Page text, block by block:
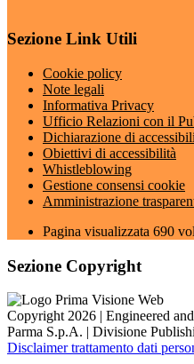
Sezione Link Utili
Cookie policy
Note legali
Informativa Privacy
Ufficio Relazioni con il
Dichiarazione di
Obiettivi di accessibilità
Whistleblowing
Gestione consensi cookie
Amministrazione
Pagina visualizzata 690
Sezione Copyright
Copyright 2026 | Engineered
Parma S.p.A. | Divisione
Disclaimer trattamento dati